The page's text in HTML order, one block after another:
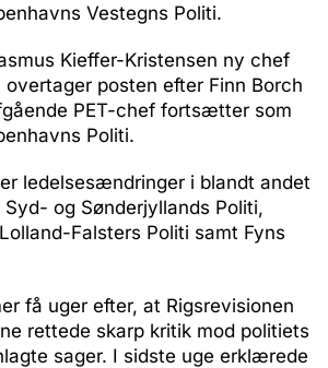
Vestegns Politi.
Kieffer-Kristensen ny chef
overtager posten efter Finn Borch
PET-chef fortsætter som
Politi.
ledelsesændringer i blandt andet
og Sønderjyllands Politi,
Falsters Politi samt Fyns
få uger efter, at Rigsrevisionen
rettede skarp kritik mod politiets
sager. I sidste uge erklærede